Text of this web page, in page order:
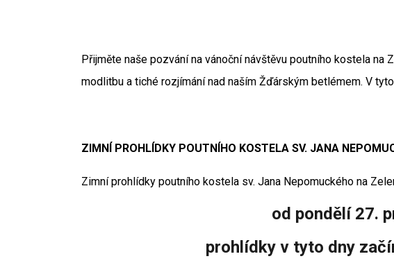
Přijměte naše pozvání na vánoční návštěvu poutního kostela na
modlitbu a tiché rozjímání nad naším Žďárským betlémem. V
ZIMNÍ PROHLÍDKY POUTNÍHO KOSTELA SV. JANA
Zimní prohlídky poutního kostela sv. Jana Nepomuckého na
od pondělí 27.
prohlídky v tyto dny